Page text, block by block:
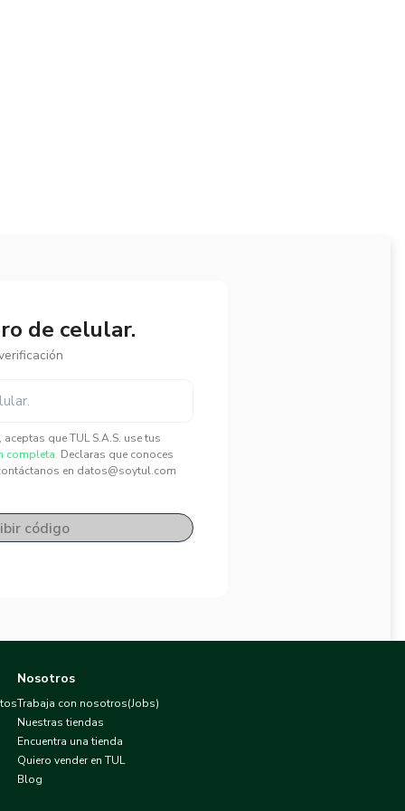
de celular.
que TUL S.A.S. use tus
completa. Declaras que conoces
en datos@soytul.com
código
Nosotros
Trabaja con nosotros(Jobs)
Nuestras tiendas
Encuentra una tienda
Quiero vender en TUL
Blog